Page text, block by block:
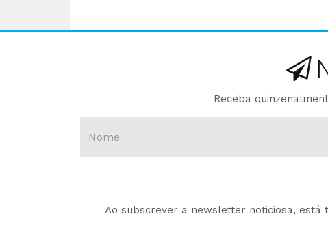
Receba
Ao subscrever a newsletter noticiosa,